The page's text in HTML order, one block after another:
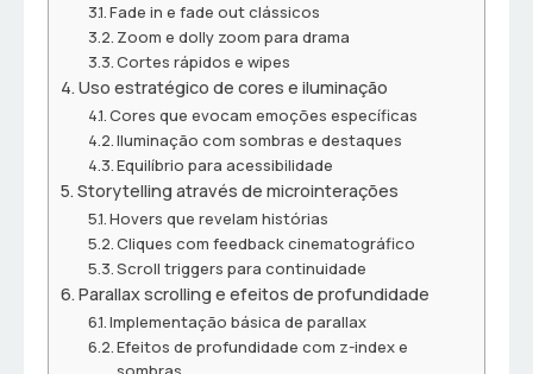
Fade in e fade out clássicos
Zoom e dolly zoom para drama
Cortes rápidos e wipes
Uso estratégico de cores e iluminação
Cores que evocam emoções específicas
Iluminação com sombras e destaques
Equilíbrio para acessibilidade
Storytelling através de microinterações
Hovers que revelam histórias
Cliques com feedback cinematográfico
Scroll triggers para continuidade
Parallax scrolling e efeitos de profundidade
Implementação básica de parallax
Efeitos de profundidade com z-index e